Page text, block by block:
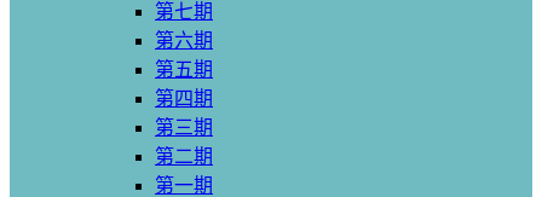
第七期
第六期
第五期
第四期
第三期
第二期
第一期